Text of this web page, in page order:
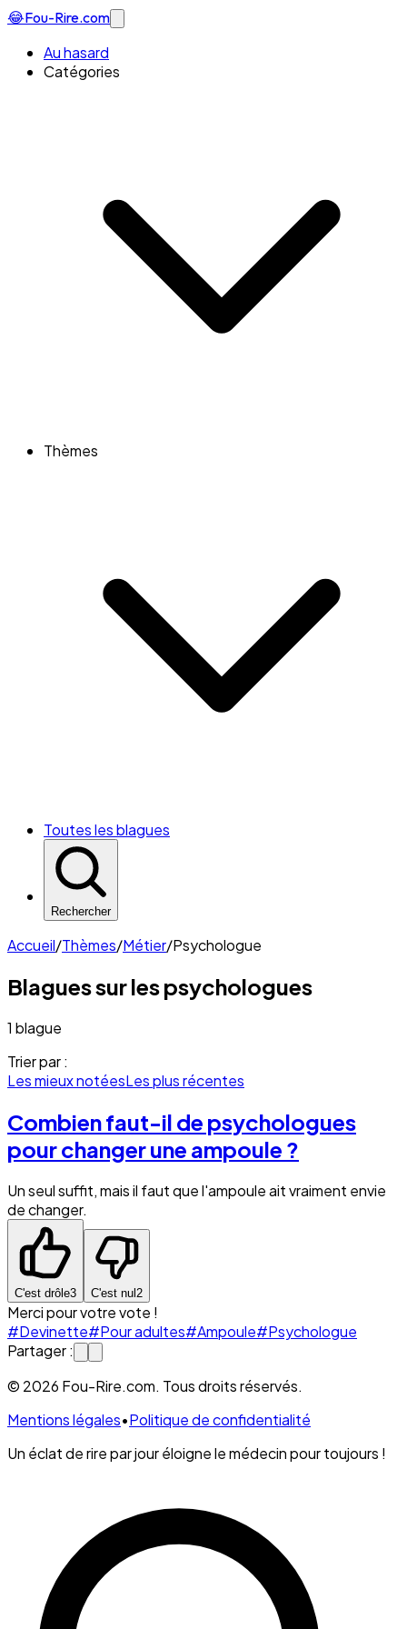
😂Fou-Rire.com
Au hasard
Catégories
Thèmes
Toutes les blagues
Rechercher
Accueil/Thèmes/Métier/Psychologue
Blagues sur lespsychologues
1 blague
Trier par :
Les mieux notéesLes plus récentes
Combien faut-il de psychologues
pour changer une ampoule ?
Un seul suffit, mais il faut que l'ampoule ait vraiment envie
de changer.
C'est drôle3 C'est nul2
Merci pour votre vote !
#Devinette#Pour adultes#Ampoule#Psychologue
Partager :
© 2026 Fou-Rire.com. Tous droits réservés.
Mentions légales•Politique de confidentialité
Un éclat de rire par jour éloigne le médecin pour toujours !